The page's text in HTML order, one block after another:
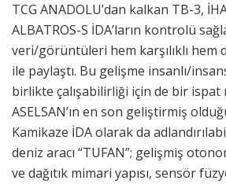
TCG ANADOLU’dan kalkan TB-3,
ALBATROS-S İDA’ların kontrolü
veri/görüntüleri hem karşılıklı hem
ile paylaştı. Bu gelişme insanlı/
birlikte çalışabilirliği için de bir ispat
ASELSAN’ın en son geliştirmiş
Kamikaze İDA olarak da
deniz aracı “TUFAN”; gelişmiş
ve dağıtık mimari yapısı, sensör